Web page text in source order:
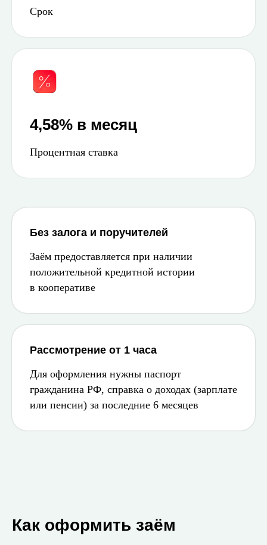
Срок
4,58% в месяц
Процентная ставка
Без залога и поручителей
Заём предоставляется при наличии
положительной кредитной истории
в кооперативе
Рассмотрение от 1 часа
Для оформления нужны паспорт
гражданина РФ, справка о доходах (зарплате
или пенсии) за последние 6 месяцев
Как оформить заём